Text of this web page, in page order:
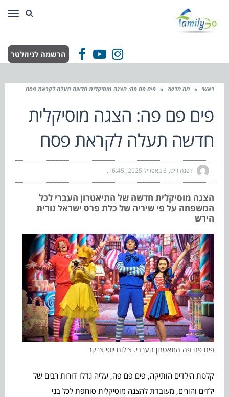
Facebook
YouTube
Instagram הרשמה לניוזלטר
ראשי » מה חדש? » פים פם פה: הצגה מוסיקלית חדשה תעלה לקראת פסח
פים פם פה: הצגה מוסיקלית
חדשה תעלה לקראת פסח
דפנה וייס 6 באפריל 2025 16:45
הצגה מוסיקלית חדשה של התיאטרון העברי לכל
המשפחה על פי שיריה של כלת פרס ישראל נורית
הירש
פים פם פה התאטרון העברי. צילום יוסי צבקר
קלטת הילדים הותיקה, פים פם פה, עליה גדלו דורות רבים של
ילדים והורים, מעובדת להצגה מוסיקלית סוחפת לכל בני